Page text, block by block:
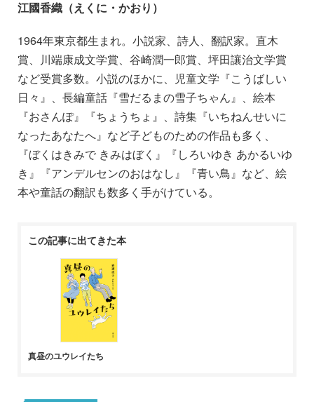
江國香織（えくに・かおり）
1964年東京都生まれ。小説家、詩人、翻訳家。直木
賞、川端康成文学賞、谷崎潤一郎賞、坪田讓治文学賞
など受賞多数。小説のほかに、児童文学『こうばしい
日々』、長編童話『雪だるまの雪子ちゃん』、絵本
『おさんぽ』『ちょうちょ』、詩集『いちねんせいに
なったあなたへ』など子どものための作品も多く、
『ぼくはきみで きみはぼく』『しろいゆき あかるいゆ
き』『アンデルセンのおはなし』『青い鳥』など、絵
本や童話の翻訳も数多く手がけている。
この記事に出てきた本
真昼のユウレイたち